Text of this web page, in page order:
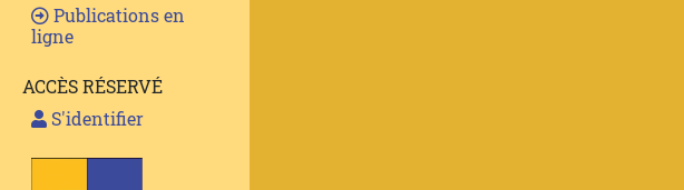
Publications en
ligne
ACCÈS RÉSERVÉ
S'identifier